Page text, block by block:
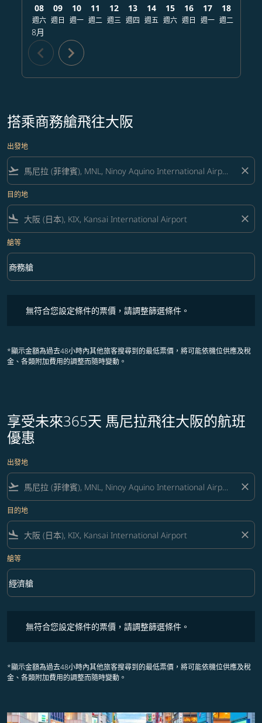
08
週六
8月
09
週日
10
週一
11
週二
12
週三
13
週四
14
週五
15
週六
16
週日
17
週一
18
週二
chevron_left chevron_right
搭乘商務艙飛往大阪
出發地
flight_takeoff close
目的地
flight_land close
艙等
艙等 option 商務艙 Selected
商務艙
keyboard_arrow_down
無符合您設定條件的票價，請調整篩選條件。
*顯示金額為過去48小時內其他旅客搜尋到的最低票價，將可能依機位供應及稅
金、各類附加費用的調整而隨時變動。
享受未來365天 馬尼拉飛往大阪的航班
優惠
出發地
flight_takeoff close
目的地
flight_land close
艙等
艙等 option 經濟艙 Selected
經濟艙
keyboard_arrow_down
無符合您設定條件的票價，請調整篩選條件。
*顯示金額為過去48小時內其他旅客搜尋到的最低票價，將可能依機位供應及稅
金、各類附加費用的調整而隨時變動。